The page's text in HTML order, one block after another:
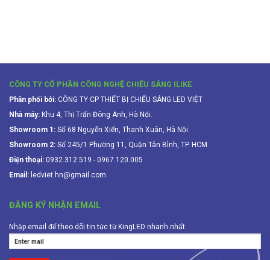
CÔNG TY CỔ PHẦN CÔNG NGHỆ CHIẾU SÁNG ILIKE
Phân phối bởi: CÔNG TY CP THIẾT BỊ CHIẾU SÁNG LED VIỆT
Nhà máy: Khu 4, Thị Trấn Đông Anh, Hà Nội.
Showroom 1: Số 68 Nguyễn Xiển, Thanh Xuân, Hà Nội.
Showroom 2: Số 245/1 Phường 11, Quận Tân Bình, TP. HCM.
Điện thoại: 0932.312.519 - 0967.120.005
Email: ledviet.hn@gmail.com.
ĐĂNG KÝ NHẬN EMAIL
Nhập email để theo dõi tin tức từ KingLED nhanh nhất.